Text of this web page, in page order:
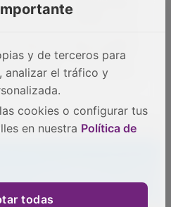
y de terceros para
analizar el tráfico y
cookies o configurar tus
en nuestra Política de
todas